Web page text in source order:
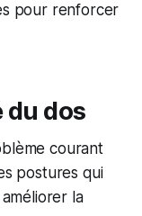
pour renforcer
du dos
courant
postures qui
la